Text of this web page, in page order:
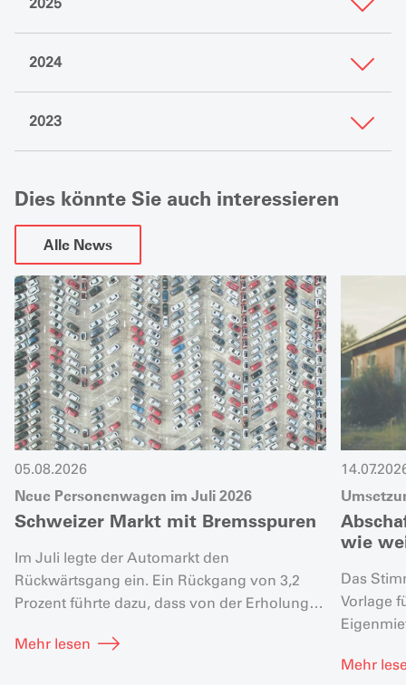
2024
2023
Dies könnte Sie auch interessieren
Alle News
05.08.2026
Neue Personenwagen im Juli 2026
Schweizer Markt mit Bremsspuren
Im Juli legte der Automarkt den
Rückwärtsgang ein. Ein Rückgang von 3,2
Prozent führte dazu, dass von der Erholung
blieb.
Mehr lesen
wie
Das
Vorlage
Mehr